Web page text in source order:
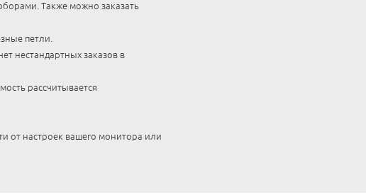
Также можно заказать
петли.
нестандартных заказов в
рассчитывается
от настроек вашего монитора или